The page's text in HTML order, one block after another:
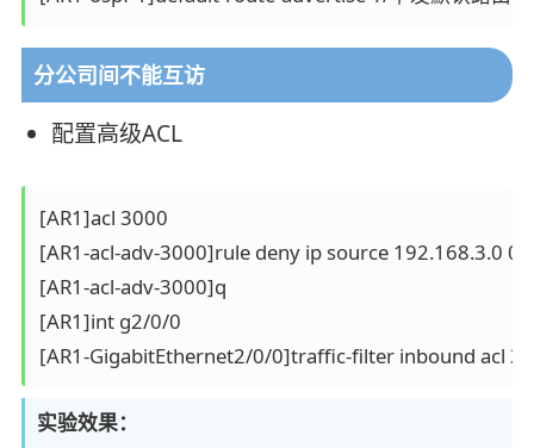
分公司间不能互访
配置高级ACL
[AR1]acl 3000
[AR1-acl-adv-3000]rule deny ip source 192.168.3.0
[AR1-acl-adv-3000]q
[AR1]int g2/0/0
实验效果：